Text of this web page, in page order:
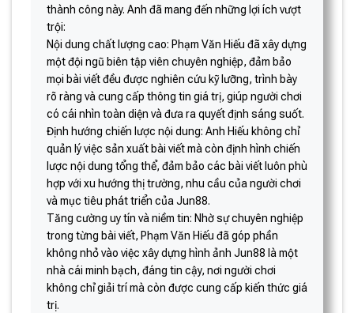
thành công này. Anh đã mang đến những lợi ích vượt
trội:
Nội dung chất lượng cao: Phạm Văn Hiếu đã xây dựng
một đội ngũ biên tập viên chuyên nghiệp, đảm bảo
mọi bài viết đều được nghiên cứu kỹ lưỡng, trình bày
rõ ràng và cung cấp thông tin giá trị, giúp người chơi
có cái nhìn toàn diện và đưa ra quyết định sáng suốt.
Định hướng chiến lược nội dung: Anh Hiếu không chỉ
quản lý việc sản xuất bài viết mà còn định hình chiến
lược nội dung tổng thể, đảm bảo các bài viết luôn phù
hợp với xu hướng thị trường, nhu cầu của người chơi
và mục tiêu phát triển của Jun88.
Tăng cường uy tín và niềm tin: Nhờ sự chuyên nghiệp
trong từng bài viết, Phạm Văn Hiếu đã góp phần
không nhỏ vào việc xây dựng hình ảnh Jun88 là một
nhà cái minh bạch, đáng tin cậy, nơi người chơi
không chỉ giải trí mà còn được cung cấp kiến thức giá
trị.